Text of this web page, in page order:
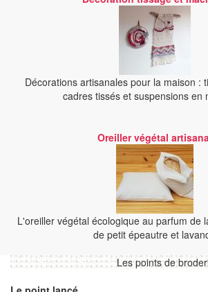
Décorations artisanales pour la maison :
cadres tissés et suspensions en
Oreiller végétal
L'oreiller végétal écologique au parfum de
de petit épeautre et
Les points de